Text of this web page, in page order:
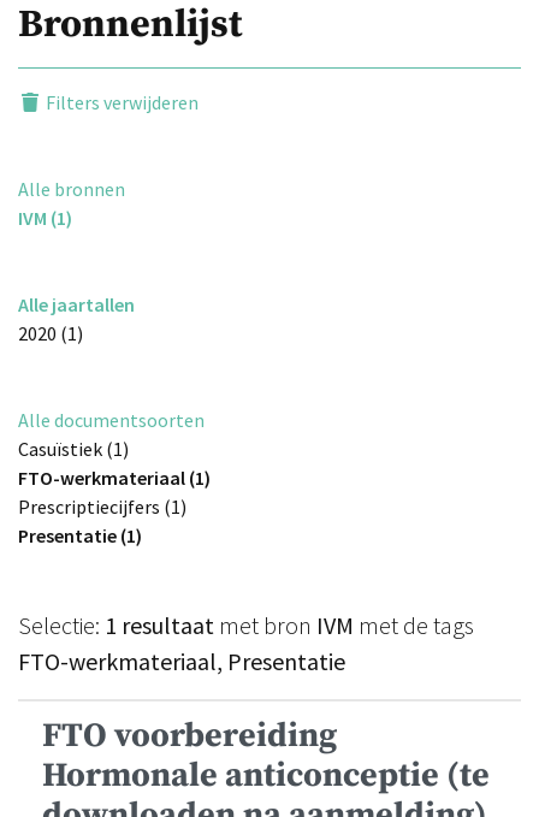
Bronnenlijst
Filters verwijderen
Alle bronnen
IVM (1)
Alle jaartallen
2020 (1)
Alle documentsoorten
Casuïstiek (1)
FTO-werkmateriaal (1)
Prescriptiecijfers (1)
Presentatie (1)
Selectie: 1 resultaat met bron IVM met de tags
FTO-werkmateriaal, Presentatie
FTO voorbereiding
Hormonale anticonceptie (te